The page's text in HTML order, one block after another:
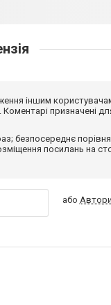
іншим
призначені
безпосереднє
посилань на
або